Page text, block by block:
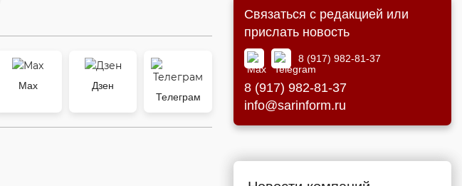
Max
Дзен
Телеграм
Связаться с редакцией или
прислать новость
8 (917) 982-81-37
8 (917) 982-81-37
info@sarinform.ru